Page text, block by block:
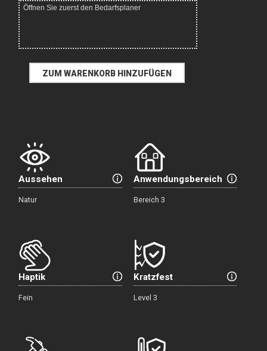
Aussehen
Natur
Anwendungsbereich
Bereich 3
Haptik
Fein
Kratzfest
Level 3